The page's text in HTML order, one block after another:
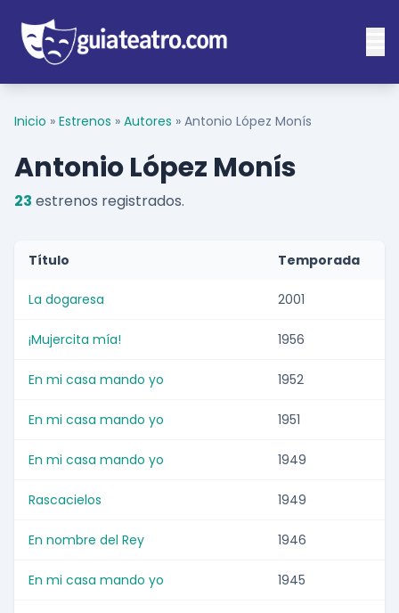
Inicio » Estrenos » Autores » Antonio López Monís
Antonio López Monís
23 estrenos registrados.
Título Temporada
La dogaresa 2001
¡Mujercita mía! 1956
En mi casa mando yo 1952
En mi casa mando yo 1951
En mi casa mando yo 1949
Rascacielos 1949
En nombre del Rey 1946
En mi casa mando yo 1945